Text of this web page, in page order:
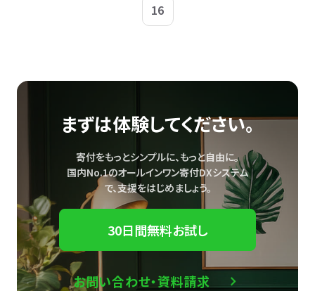
16
まずは体験してください。
寄付をもっとシンプルに、もっと自由に。
国内No.1のオールインワン寄付DXシステム
で、支援をはじめましょう。
30日間無料お試し
お問い合わせ・資料請求